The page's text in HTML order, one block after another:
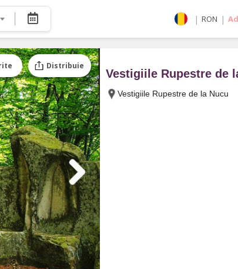
| RON |
pentru cumpărătorii de bilete
pentru organizatorii de evenimente
publicitate
Distribuie
Vestigiile Rupestre de
Vestigiile Rupestre de la Nucu